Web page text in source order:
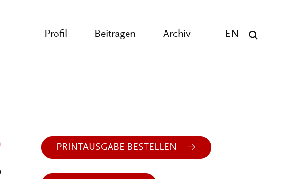
EN
Profil Beitragen Archiv
PRINTAUSGABE BESTELLEN